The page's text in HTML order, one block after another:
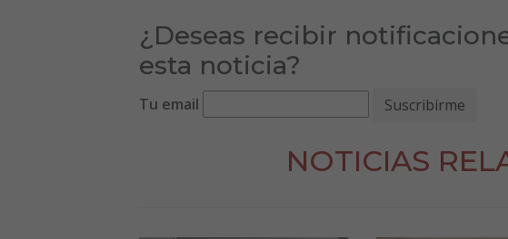
¿Deseas recibir
esta noticia?
Tu email
NOTICIAS